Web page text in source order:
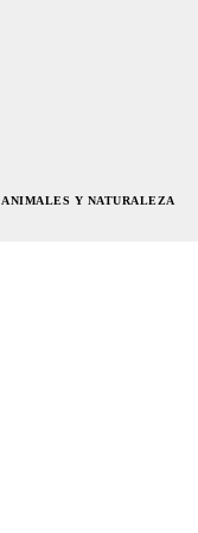
ANIMALES Y NATURALEZA